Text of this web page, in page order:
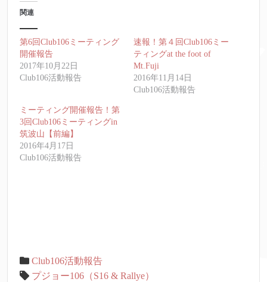
関連
第6回Club106ミーティング
開催報告
2017年10月22日
Club106活動報告
速報！第４回Club106ミー
ティングat the foot of
Mt.Fuji
2016年11月14日
Club106活動報告
ミーティング開催報告！第
3回Club106ミーティングin
筑波山【前編】
2016年4月17日
Club106活動報告
Club106活動報告
プジョー106（S16 & Rallye）